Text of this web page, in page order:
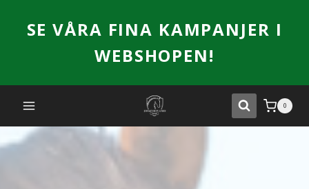
SE VÅRA FINA KAMPANJER I
WEBSHOPEN!
0